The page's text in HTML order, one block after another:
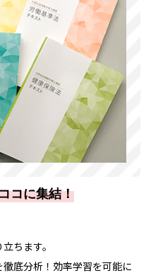
コに集結！
ちます。
底分析！効率学習を可能に